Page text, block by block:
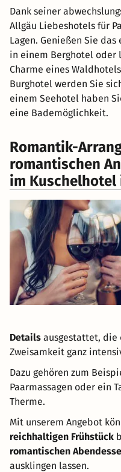
Dank seiner
Allgäu Liebeshotels für
Lagen. Genießen Sie
in einem Berghotel oder
Charme eines
Burghotel werden Sie
einem Seehotel haben
eine Bademöglichkeit.
Romantik-
romantischen
im Kuschelhotel
Details ausgestattet, die
Zweisamkeit ganz
Dazu gehören zum
Paarmassagen oder ein
Therme.
Mit unserem Angebot
reichhaltigen Frühstück
romantischen
ausklingen lassen.